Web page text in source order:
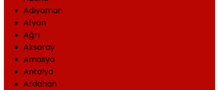
Adıyaman
Afyon
Ağrı
Aksaray
Amasya
Antalya
Ardahan